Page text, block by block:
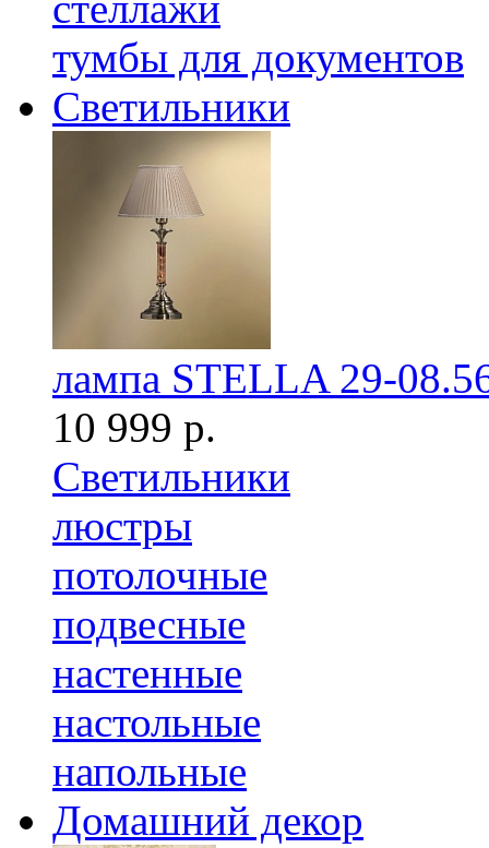
тумбы для документов
Светильники
лампа STELLA 29-
10 999 р.
Светильники
люстры
потолочные
подвесные
настенные
настольные
напольные
Домашний декор